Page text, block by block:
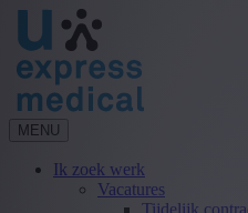
MENU
Ik zoek werk
Vacatures
Tijdelijk